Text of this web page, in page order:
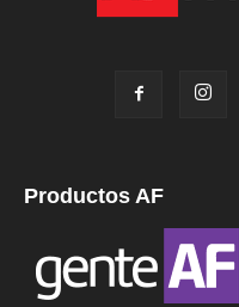
Productos AF